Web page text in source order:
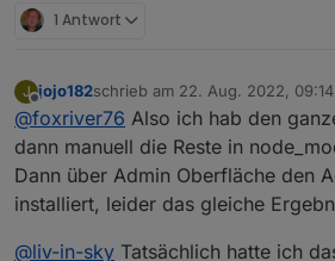
1 Antwort
J
Offline
jojo182schrieb am 22. Aug. 2022, 09:14
zuletzt editiert von
@foxriver76 Also ich hab den
dann manuell die Reste in
Dann über Admin Oberfläche den
installiert, leider das gleiche
@liv-in-sky Tatsächlich hatte ich